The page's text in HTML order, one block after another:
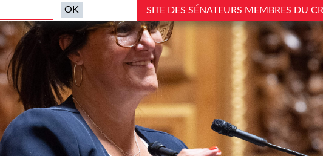
SITE DES SÉNATEURS MEMBRES DU